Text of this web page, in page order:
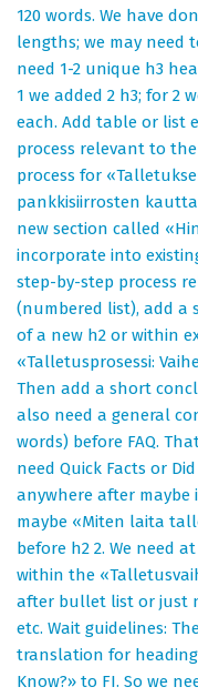
120 words. We have
lengths; we may need
need 1-2 unique h3
1 we added 2 h3; for 2
each. Add table or list
process relevant to
process for
pankkisiirrosten
new section called
incorporate into
step-by-step process
(numbered list), add a
of a new h2 or within
«Talletusprosessi:
Then add a short
also need a general
words) before FAQ.
need Quick Facts or
anywhere after maybe
maybe «Miten laita
before h2 2. We need
within the
after bullet list or just
etc. Wait guidelines:
translation for heading
Know?» to FI. So we